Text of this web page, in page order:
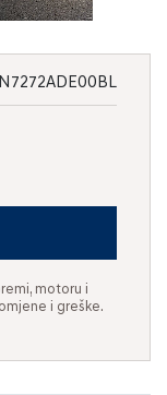
N7272ADE00BL
motoru i
i greške.